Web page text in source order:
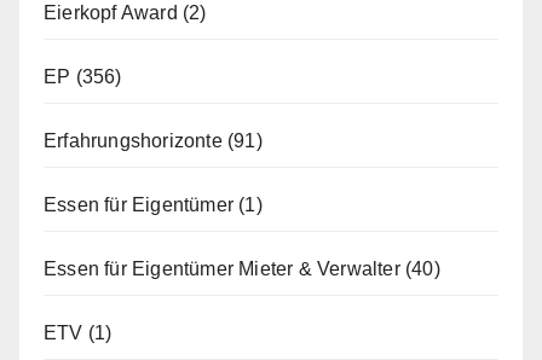
Eierkopf Award (2)
EP (356)
Erfahrungshorizonte(91)
Essen für Eigentümer (1)
Essen für Eigentümer Mieter & Verwalter(40)
ETV (1)